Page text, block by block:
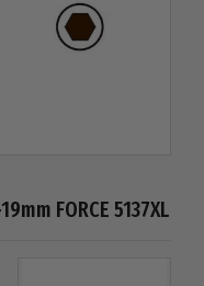
FORCE 5137XL